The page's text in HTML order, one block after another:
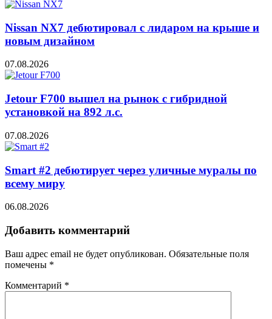
Nissan NX7 дебютировал с лидаром на крыше и
новым дизайном
07.08.2026
Jetour F700 вышел на рынок с гибридной
установкой на 892 л.с.
07.08.2026
Smart #2 дебютирует через уличные муралы по
всему миру
06.08.2026
Добавить комментарий
Ваш адрес email не будет опубликован. Обязательные поля
помечены *
Комментарий *